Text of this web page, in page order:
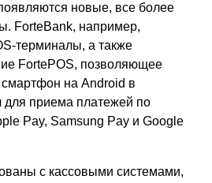
новые, все более
ForteBank, например,
терминалы, а также
FortePOS, позволяющее
на Android в
приема платежей по
Pay, Samsung Pay и Google
с кассовыми системами,